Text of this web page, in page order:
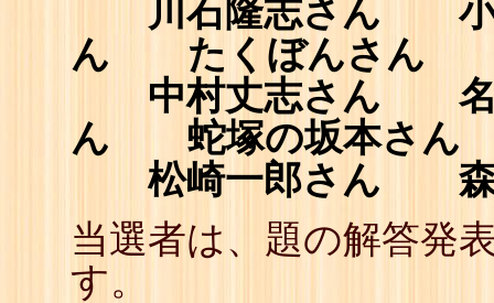
川石隆志さん 小
ん たくぼんさん
中村丈志さん 名
ん 蛇塚の坂本さん
松崎一郎さん 森
当選者は、題の解答発
す。